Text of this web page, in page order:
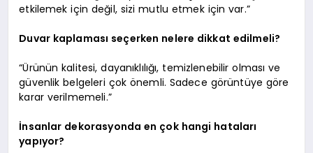
etkilemek için değil, sizi mutlu etmek için var.”
Duvar kaplaması seçerken nelere dikkat edilmeli?
“Ürünün kalitesi, dayanıklılığı, temizlenebilir olması ve
güvenlik belgeleri çok önemli. Sadece görüntüye göre
karar verilmemeli.”
İnsanlar dekorasyonda en çok hangi hataları
yapıyor?